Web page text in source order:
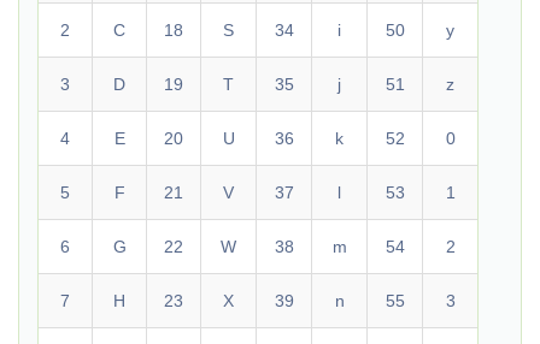
2 C 18 S 34 i 50 y
3 D 19 T 35 j 51 z
4 E 20 U 36 k 52 0
5 F 21 V 37 l 53 1
6 G 22 W 38 m 54 2
7 H 23 X 39 n 55 3